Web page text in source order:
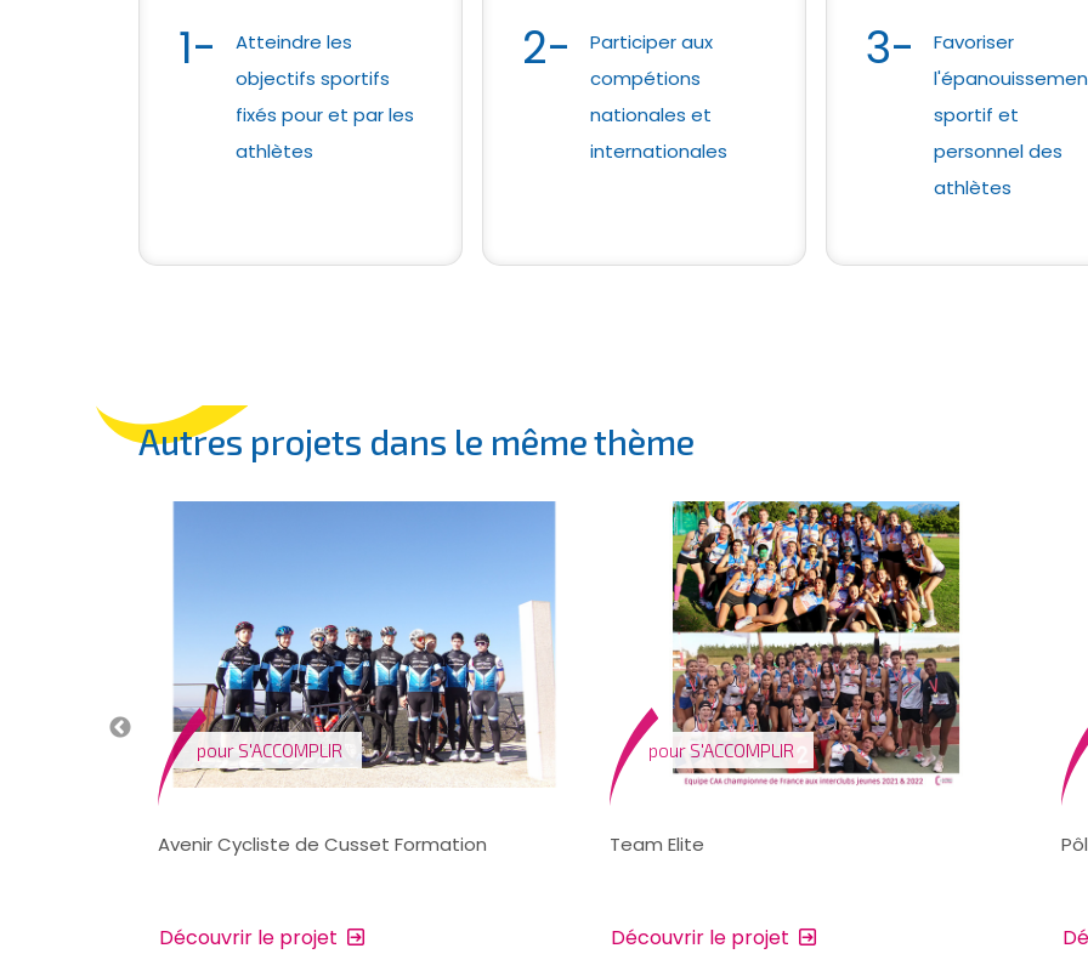
1-
Atteindre les
objectifs sportifs
fixés pour et par les
athlètes
2-
Participer aux
compétions
nationales et
internationales
3-
Favoriser
sportif et
personnel des
athlètes
Autres projets dans le même thème
pour S'ACCOMPLIR
Avenir Cycliste de Cusset Formation
Découvrir le projet
pour S'ACCOMPLIR
Team Elite
Découvrir le projet